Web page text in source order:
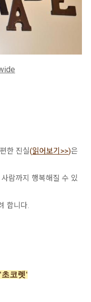
한 진실(읽어보기>>)은
람까지 행복해질 수 있
합니다.
초코렛'